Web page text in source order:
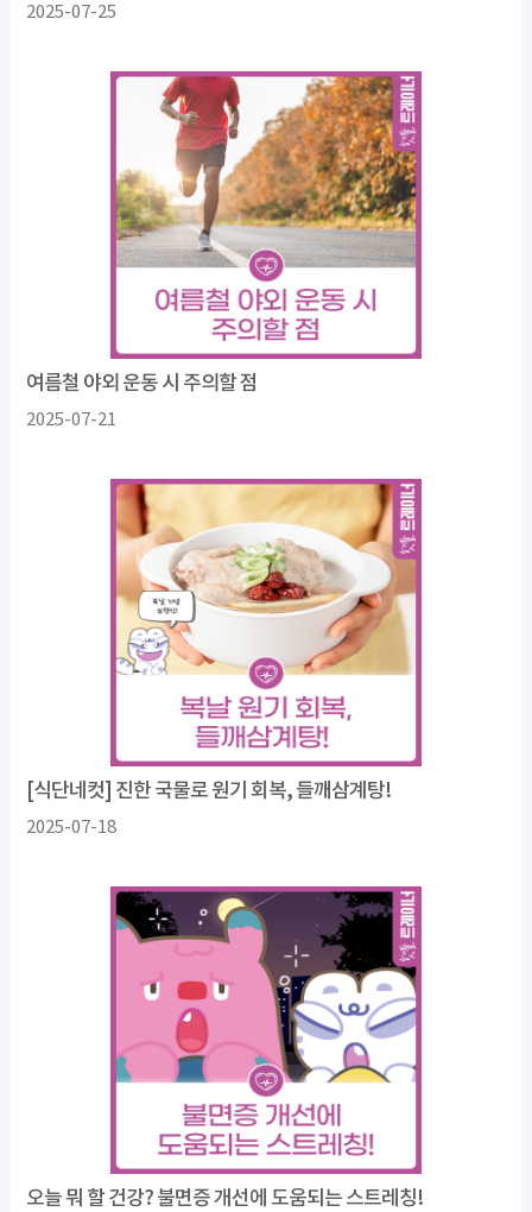
2025-07-25
여름철 야외 운동 시 주의할 점
2025-07-21
[식단네컷] 진한 국물로 원기 회복, 들깨삼계탕!
2025-07-18
오늘 뭐 할 건강? 불면증 개선에 도움되는 스트레칭!